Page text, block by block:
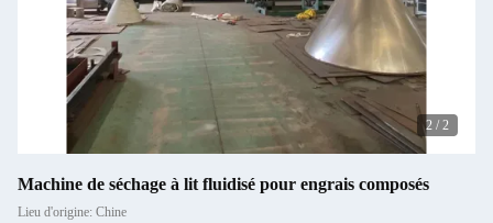
2 / 2
Machine de séchage à lit fluidisé pour engrais composés
Lieu d'origine: Chine